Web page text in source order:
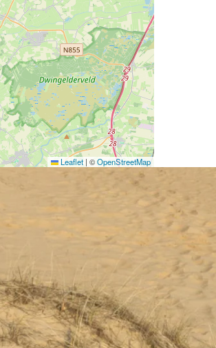
Leaflet | ©OpenStreetMap